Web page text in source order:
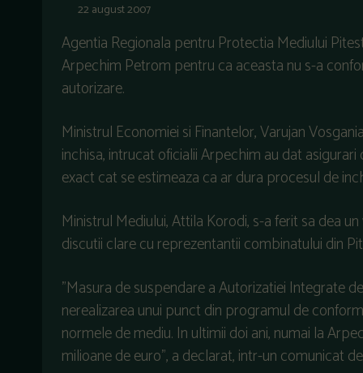
22 august 2007
Agentia Regionala pentru Protectia Mediului
Arpechim Petrom pentru ca aceasta nu s-a
autorizare.
Ministrul Economiei si Finantelor, Varujan
inchisa, intrucat oficialii Arpechim au dat
exact cat se estimeaza ca ar dura procesul de
Ministrul Mediului, Attila Korodi, s-a ferit sa dea
discutii clare cu reprezentantii combinatului din
"Masura de suspendare a Autorizatiei Integrate
nerealizarea unui punct din programul de
normele de mediu. In ultimii doi ani, numai la
milioane de euro", a declarat, intr-un comunicat